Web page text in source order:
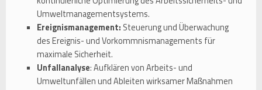
Umweltmanagementsystems.
Ereignismanagement: Steuerung und Überwachung
des Ereignis- und Vorkommnismanagements für
maximale Sicherheit.
Unfallanalyse: Aufklären von Arbeits- und
Umweltunfällen und Ableiten wirksamer Maßnahmen